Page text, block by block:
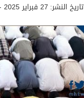
تاريخ النشر: 27 فبراير 2025 - 11:48ص